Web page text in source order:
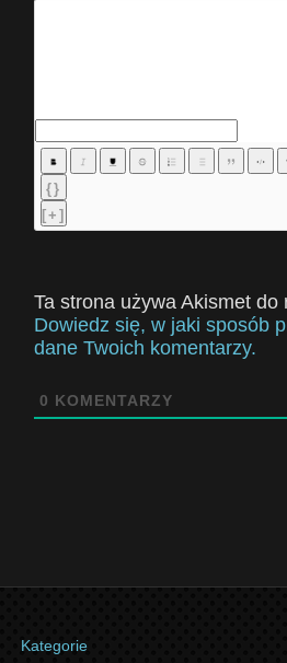
{}
[+]
Ta strona używa Akismet do
Dowiedz się, w jaki sposób
dane Twoich komentarzy.
0 KOMENTARZY
Kategorie